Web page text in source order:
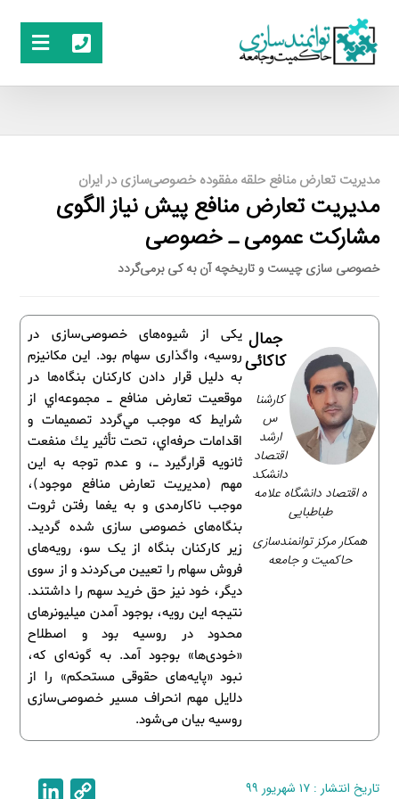
مدیریت تعارض منافع حلقه مفقوده خصوصی‌سازی در ایران
مدیریت تعارض منافع پیش نیاز الگوی
مشارکت عمومی ـ خصوصی
خصوصی سازی چیست و تاریخچه آن به کی برمی‌گردد
یکی از شیوه‌های خصوصی‌سازی در
روسیه، واگذاری سهام بود. این مکانیزم
به دلیل قرار دادن کارکنان بنگاه‌ها در
موقعیت تعارض منافع ـ مجموعه‌اي از
شرايط كه موجب مي‌گردد ‌تصميمات و
اقدامات حرفه‌اي، تحت تأثير يك منفعت
ثانويه قرارگیرد ـ، و عدم توجه به این
مهم (مدیریت تعارض منافع موجود)،
موجب ناکارمدی و به یغما رفتن ثروت
بنگاه‌های خصوصی سازی شده گردید.
زیر کارکنان بنگاه از یک سو، رویه‌های
فروش سهام را تعیین می‌کردند و از سوی
دیگر، خود نیز حق خرید سهم را داشتند.
نتیجه این رویه‌، بوجود آمدن میلیونرهای
محدود در روسیه بود و اصطلاح
«خودی‌ها» بوجود آمد. به گونه‌ای که،
نبود «پایه‌های حقوقی مستحکم» را از
دلایل مهم انحراف مسیر خصوصی‌سازی
روسیه بیان می‌شود.
جمال
کاکائی
کارشنا
س
ارشد
اقتصاد
دانشکد
ه اقتصاد دانشگاه علامه
طباطبایی
همکار مرکز توانمندسازی
حاکمیت و جامعه
تاریخ انتشار : ۱۷ شهریور ۹۹